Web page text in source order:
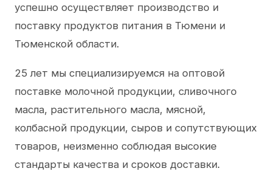
успешно осуществляет производство и
поставку продуктов питания в Тюмени и
Тюменской области.
25 лет мы специализируемся на оптовой
поставке молочной продукции, сливочного
масла, растительного масла, мясной,
колбасной продукции, сыров и сопутствующих
товаров, неизменно соблюдая высокие
стандарты качества и сроков доставки.